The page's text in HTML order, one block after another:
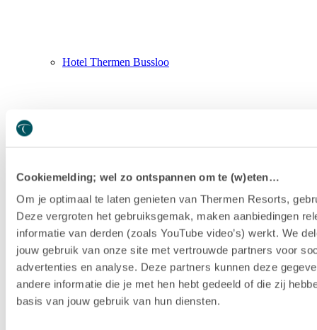
Cookiemelding; wel zo ontspannen om te (w)eten…
Om je optimaal te laten genieten van Thermen Resorts,
Deze vergroten het gebruiksgemak, maken aanbiedingen
informatie van derden (zoals YouTube video’s) werkt. We
jouw gebruik van onze site met vertrouwde partners voor
advertenties en analyse. Deze partners kunnen deze
andere informatie die je met hen hebt gedeeld of die zij
basis van jouw gebruik van hun diensten.
Hotel Thermen Bussloo